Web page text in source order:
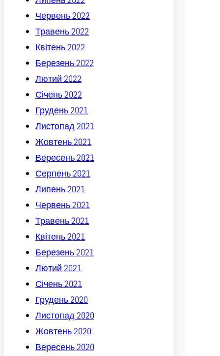
Червень 2022
Травень 2022
Квітень 2022
Березень 2022
Лютий 2022
Січень 2022
Грудень 2021
Листопад 2021
Жовтень 2021
Вересень 2021
Серпень 2021
Липень 2021
Червень 2021
Травень 2021
Квітень 2021
Березень 2021
Лютий 2021
Січень 2021
Грудень 2020
Листопад 2020
Жовтень 2020
Вересень 2020